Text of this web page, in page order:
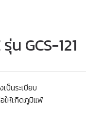
GCS-121
ป็นระเบียบ
ให้เกิดภูมิแพ้